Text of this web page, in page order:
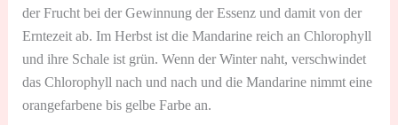
der Frucht bei der Gewinnung der Essenz und damit von der
Erntezeit ab. Im Herbst ist die Mandarine reich an Chlorophyll
und ihre Schale ist grün. Wenn der Winter naht, verschwindet
das Chlorophyll nach und nach und die Mandarine nimmt eine
orangefarbene bis gelbe Farbe an.